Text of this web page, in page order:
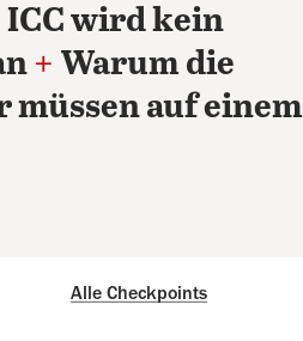
ICC wird kein
+ Warum die
müssen auf einem
Alle Checkpoints